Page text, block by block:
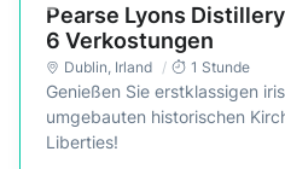
Pearse Lyons
6 Verkostungen
Dublin Irland 1 Stunde
Genießen Sie erstklassigen
umgebauten historischen
Liberties!